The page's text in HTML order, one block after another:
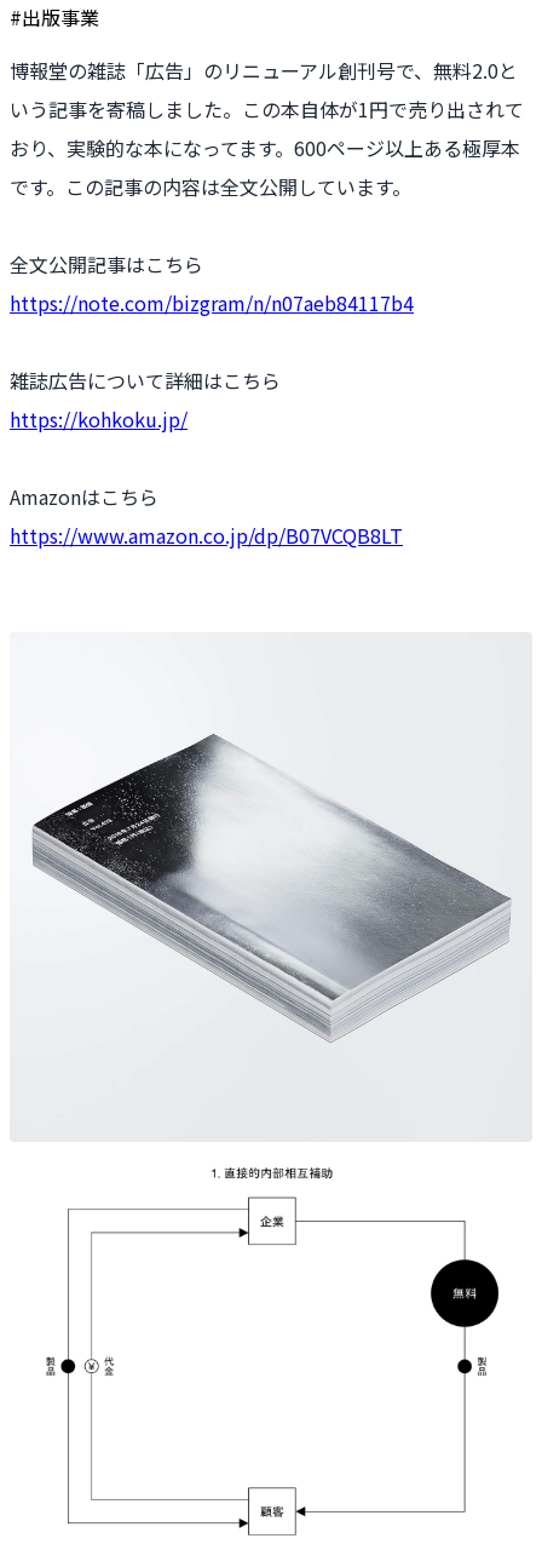
#出版事業
博報堂の雑誌「広告」のリニューアル創刊号で、無料2.0と
いう記事を寄稿しました。この本自体が1円で売り出されて
おり、実験的な本になってます。600ページ以上ある極厚本
です。この記事の内容は全文公開しています。
全文公開記事はこちら
https://note.com/bizgram/n/n07aeb84117b4
雑誌広告について詳細はこちら
https://kohkoku.jp/
Amazonはこちら
https://www.amazon.co.jp/dp/B07VCQB8LT